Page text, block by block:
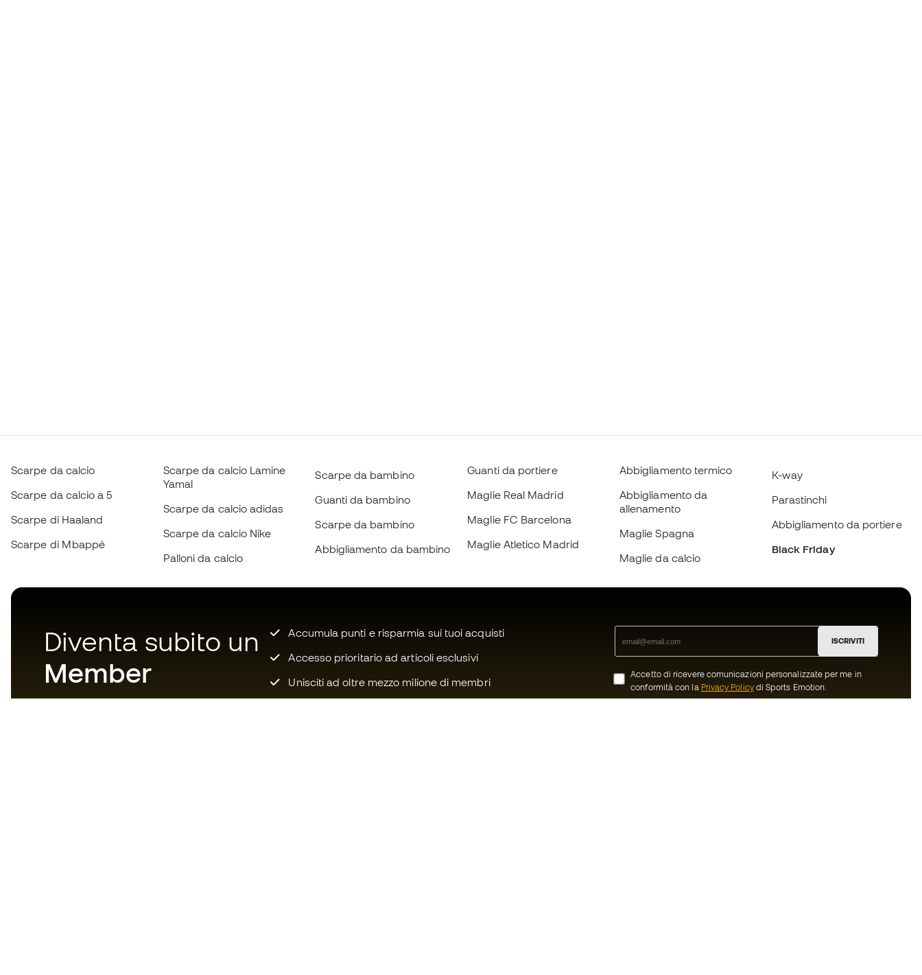
Scarpe da calcio
Scarpe da calcio a 5
Scarpe di Haaland
Scarpe di Mbappé
Scarpe da calcio Lamine
Yamal
Scarpe da calcio adidas
Scarpe da calcio Nike
Palloni da calcio
Scarpe da bambino
Guanti da bambino
Scarpe da bambino
Abbigliamento da bambino
Guanti da portiere
Maglie Real Madrid
Maglie FC Barcelona
Maglie Atletico Madrid
Abbigliamento termico
Abbigliamento da
allenamento
Maglie Spagna
Maglie da calcio
K-way
Parastinchi
Abbigliamento da portiere
Black Friday
Diventa subito un
Member
Accumula punti e risparmia sui tuoi acquisti
Accesso prioritario ad articoli esclusivi
Unisciti ad oltre mezzo milione di membri
ISCRIVITI
Accetto di ricevere comunicazioni personalizzate per me in
conformità con la Privacy Policydi Sports Emotion.